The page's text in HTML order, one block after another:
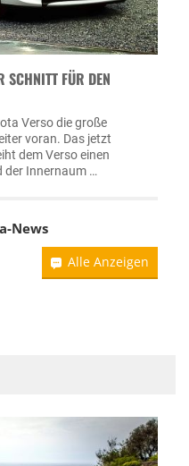
SCHNITT FÜR DEN
Verso die große
voran. Das jetzt
dem Verso einen
Innernaum …
News
Alle Anzeigen